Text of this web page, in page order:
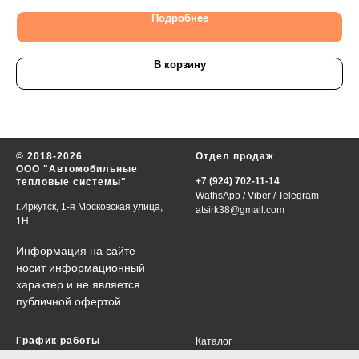
Подробнее
В корзину
© 2018-2026
ООО "Автомобильные
тепловые системы"
г.Иркутск, 1-я Московская улица,
1Н
Информация на сайте
носит информационный
характер и не является
публичной офертой
Отдел продаж
+7 (924) 702-11-14
WathsApp /Viber /Telegram
atsirk38@gmail.com
График работы
Каталог